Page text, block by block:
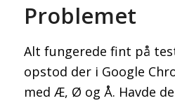
Problemet
Alt fungerede fint på
opstod der i Google
med Æ, Ø og Å. Havde